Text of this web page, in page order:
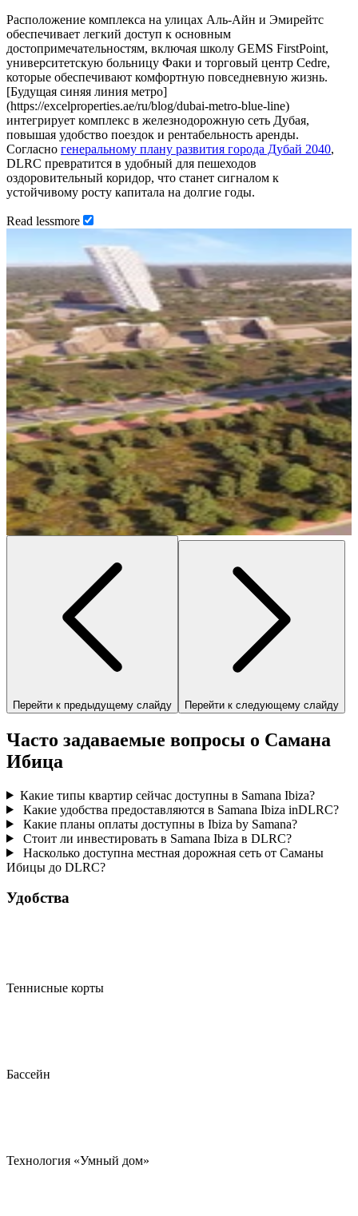
Расположение комплекса на улицах Аль-Айн и Эмирейтс
обеспечивает легкий доступ к основным
достопримечательностям, включая школу GEMS FirstPoint,
университетскую больницу Факи и торговый центр Cedre,
которые обеспечивают комфортную повседневную жизнь.
[Будущая синяя линия метро]
(https://excelproperties.ae/ru/blog/dubai-metro-blue-line)
интегрирует комплекс в железнодорожную сеть Дубая,
повышая удобство поездок и рентабельность аренды.
Согласно генеральному плану развития города Дубай 2040,
DLRC превратится в удобный для пешеходов
оздоровительный коридор, что станет сигналом к
устойчивому росту капитала на долгие годы.
Read lessmore
Перейти к предыдущему слайду Перейти к следующему слайду
Часто задаваемые вопросы о Самана
Ибица
Какие типы квартир сейчас доступны в Samana Ibiza?
Какие удобства предоставляются в Samana Ibiza inDLRC?
Какие планы оплаты доступны в Ibiza by Samana?
Стоит ли инвестировать в Samana Ibiza в DLRC?
Насколько доступна местная дорожная сеть от Саманы
Ибицы до DLRC?
Удобства
Теннисные корты
Бассейн
Технология «Умный дом»